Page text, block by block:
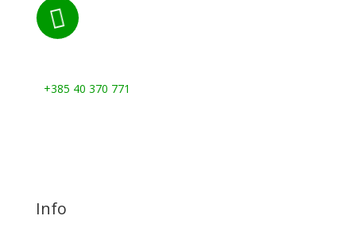

+385 40 370 771
Info